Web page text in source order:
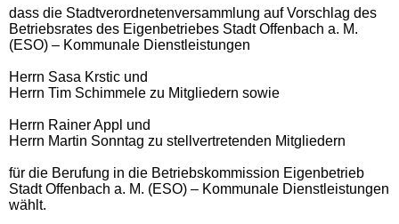
dass die Stadtverordnetenversammlung auf Vorschlag des
Betriebsrates des Eigenbetriebes Stadt Offenbach a. M.
(ESO) – Kommunale Dienstleistungen
Herrn Sasa Krstic und
Herrn Tim Schimmele zu Mitgliedern sowie
Herrn Rainer Appl und
Herrn Martin Sonntag zu stellvertretenden Mitgliedern
für die Berufung in die Betriebskommission Eigenbetrieb
Stadt Offenbach a. M. (ESO) – Kommunale Dienstleistungen
wählt.